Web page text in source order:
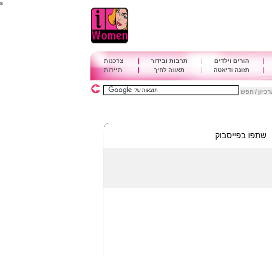
s
הורים וילדים תרבות ובידור
צרכנות
תזונה ודיאטה תאווה לחיך תיירות
/ חפש
שתפו בפייסבוק